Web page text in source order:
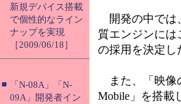
新規デバイス搭載
で個性的なライン
ナップを実現
［2009/06/18］
■
「N-08A」「N-
09A」開発者イン
開発の中では
質エンジンには
の採用を決定し
また、「映像
Mobile」を搭載